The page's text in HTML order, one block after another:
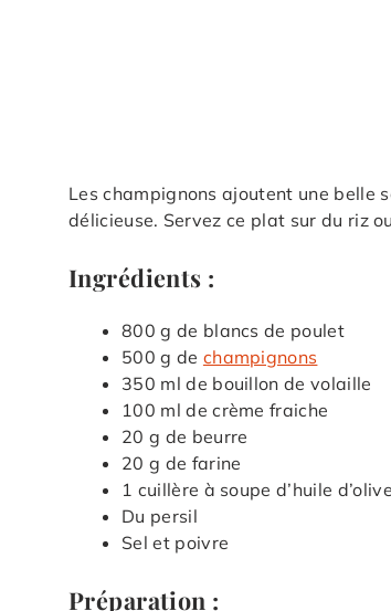
Les champignons ajoutent une belle
délicieuse. Servez ce plat sur du riz
Ingrédients :
800 g de blancs de poulet
500 g de champignons
350 ml de bouillon de volaille
100 ml de crème fraiche
20 g de beurre
20 g de farine
1 cuillère à soupe d’huile d’olive
Du persil
Sel et poivre
Préparation :